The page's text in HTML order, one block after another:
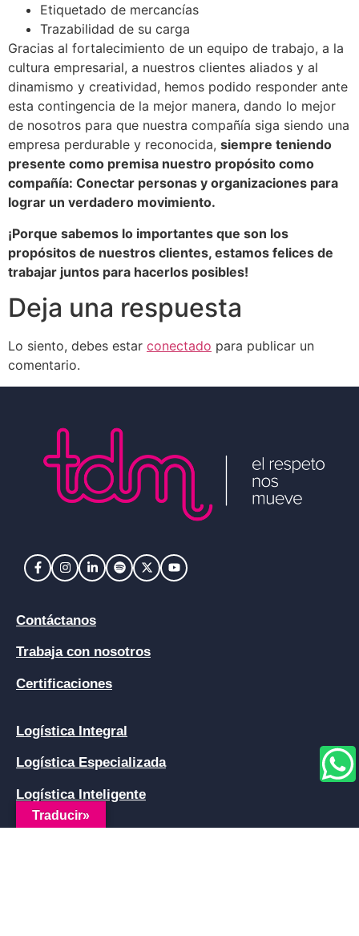
Etiquetado de mercancías
Trazabilidad de su carga
Gracias al fortalecimiento de un equipo de trabajo, a la
cultura empresarial, a nuestros clientes aliados y al
dinamismo y creatividad, hemos podido responder ante
esta contingencia de la mejor manera, dando lo mejor
de nosotros para que nuestra compañía siga siendo una
empresa perdurable y reconocida, siempre teniendo
presente como premisa nuestro propósito como
compañía: Conectar personas y organizaciones para
lograr un verdadero movimiento.
¡Porque sabemos lo importantes que son los
propósitos de nuestros clientes, estamos felices de
trabajar juntos para hacerlos posibles!
Deja una respuesta
Lo siento, debes estar conectado para publicar un
comentario.
Contáctanos
Trabaja con nosotros
Certificaciones
Logística Integral
Logística Especializada
Logística Inteligente
Traducir»